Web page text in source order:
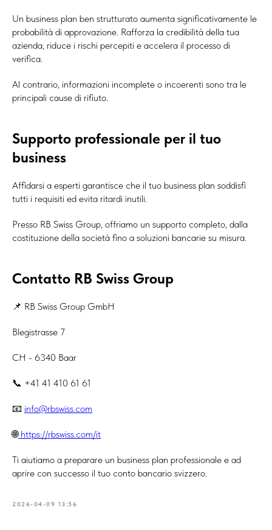
Un business plan ben strutturato aumenta significativamente le
probabilità di approvazione. Rafforza la credibilità della tua
azienda, riduce i rischi percepiti e accelera il processo di
verifica.
Al contrario, informazioni incomplete o incoerenti sono tra le
principali cause di rifiuto.
Supporto professionale per il tuo
business
Affidarsi a esperti garantisce che il tuo business plan soddisfi
tutti i requisiti ed evita ritardi inutili.
Presso RB Swiss Group, offriamo un supporto completo, dalla
costituzione della società fino a soluzioni bancarie su misura.
Contatto RB Swiss Group
📌 RB Swiss Group GmbH
Blegistrasse 7
CH - 6340 Baar
📞 +41 41 410 61 61
📧 info@rbswiss.com
🌐https://rbswiss.com/it
Ti aiutiamo a preparare un business plan professionale e ad
aprire con successo il tuo conto bancario svizzero.
2026-04-09 13:56